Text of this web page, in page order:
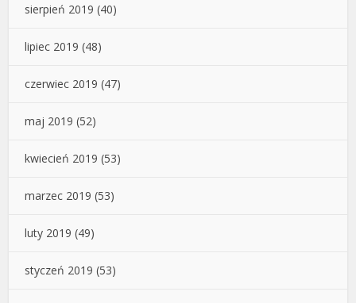
sierpień 2019 (40)
lipiec 2019 (48)
czerwiec 2019 (47)
maj 2019 (52)
kwiecień 2019 (53)
marzec 2019 (53)
luty 2019 (49)
styczeń 2019 (53)